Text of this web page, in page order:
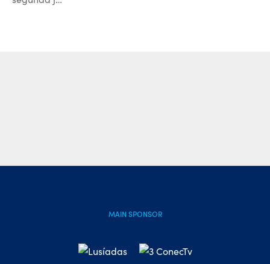
MAIN SPONSOR